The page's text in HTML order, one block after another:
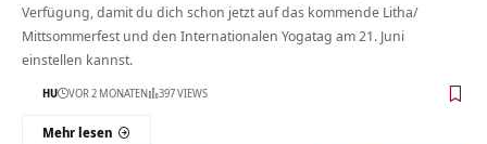
Verfügung, damit du dich schon jetzt auf das kommende Litha/
Mittsommerfest und den Internationalen Yogatag am 21. Juni
einstellen kannst.
HU VOR 2 MONATEN 397 VIEWS
Mehr lesen